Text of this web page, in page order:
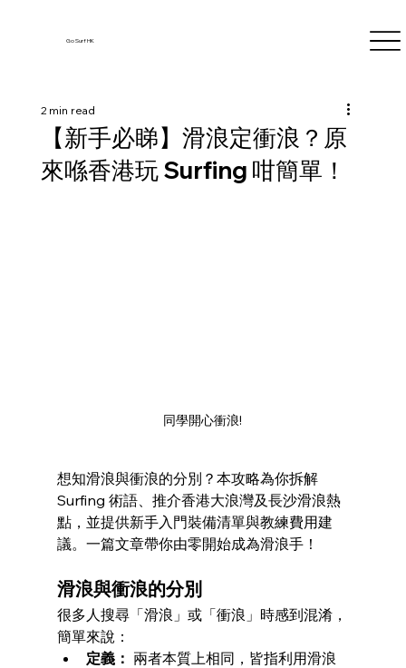
Go Surf HK
【新手必睇】滑浪定衝浪？原
來喺香港玩 Surfing 咁簡單！
2 min read
同學開心衝浪!
想知滑浪與衝浪的分別？本攻略為你拆解
Surfing 術語、推介香港大浪灣及長沙滑浪熱
點，並提供新手入門裝備清單與教練費用建
議。一篇文章帶你由零開始成為滑浪手！
滑浪與衝浪的分別
很多人搜尋「滑浪」或「衝浪」時感到混淆，
簡單來說：
定義： 兩者本質上相同，皆指利用滑浪